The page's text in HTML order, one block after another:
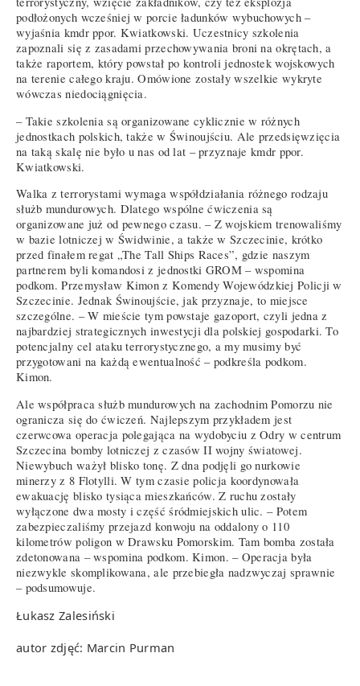
podłożonych wcześniej w porcie ładunków wybuchowych –
wyjaśnia kmdr ppor. Kwiatkowski. Uczestnicy szkolenia
zapoznali się z zasadami przechowywania broni na okrętach, a
także raportem, który powstał po kontroli jednostek wojskowych
na terenie całego kraju. Omówione zostały wszelkie wykryte
wówczas niedociągnięcia.
– Takie szkolenia są organizowane cyklicznie w różnych
jednostkach polskich, także w Świnoujściu. Ale przedsięwzięcia
na taką skalę nie było u nas od lat – przyznaje kmdr ppor.
Kwiatkowski.
Walka z terrorystami wymaga współdziałania różnego rodzaju
służb mundurowych. Dlatego wspólne ćwiczenia są
organizowane już od pewnego czasu. – Z wojskiem trenowaliśmy
w bazie lotniczej w Świdwinie, a także w Szczecinie, krótko
przed finałem regat „The Tall Ships Races”, gdzie naszym
partnerem byli komandosi z jednostki GROM – wspomina
podkom. Przemysław Kimon z Komendy Wojewódzkiej Policji w
Szczecinie. Jednak Świnoujście, jak przyznaje, to miejsce
szczególne. – W mieście tym powstaje gazoport, czyli jedna z
najbardziej strategicznych inwestycji dla polskiej gospodarki. To
potencjalny cel ataku terrorystycznego, a my musimy być
przygotowani na każdą ewentualność – podkreśla podkom.
Kimon.
Ale współpraca służb mundurowych na zachodnim Pomorzu nie
ogranicza się do ćwiczeń. Najlepszym przykładem jest
czerwcowa operacja polegająca na wydobyciu z Odry w centrum
Szczecina bomby lotniczej z czasów II wojny światowej.
Niewybuch ważył blisko tonę. Z dna podjęli go nurkowie
minerzy z 8 Flotylli. W tym czasie policja koordynowała
ewakuację blisko tysiąca mieszkańców. Z ruchu zostały
wyłączone dwa mosty i część śródmiejskich ulic. – Potem
zabezpieczaliśmy przejazd konwoju na oddalony o 110
kilometrów poligon w Drawsku Pomorskim. Tam bomba została
zdetonowana – wspomina podkom. Kimon. – Operacja była
niezwykle skomplikowana, ale przebiegła nadzwyczaj sprawnie
– podsumowuje.
Łukasz Zalesiński
autor zdjęć: Marcin Purman